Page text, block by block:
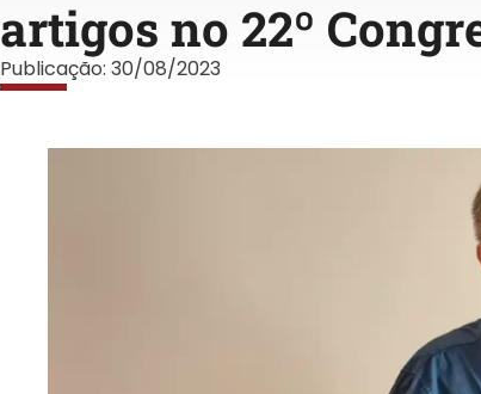
artigos no 22º
Publicação: 30/08/2023